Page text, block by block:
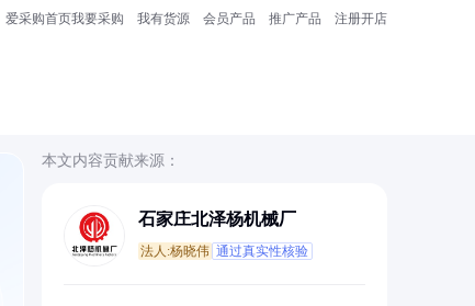
爱采购首页我要采购 我有货源 会员产品 推广产品 注册开店
本文内容贡献来源：
石家庄北泽杨机械厂
法人:杨晓伟 通过真实性核验